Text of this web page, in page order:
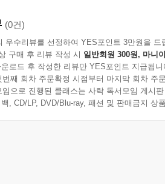
청전〉 온작품을 초등학생 눈높이에
‘10문 10답’을 두어 〈심청전〉을
봉사와 청이의 애틋하고 가슴 찡한 이
(0건)
우수리뷰를 선정하여 YES포인트 3만원을 드
구매 후 리뷰 작성 시 일반회원 300원, 마니
로드 후 작성한 리뷰만 YES포인트 지급됩니
번째 회차 주문확정 시점부터 마지막 회차 주
임으로 진행된 클래스는 사락 독서모임 게시
, CD/LP, DVD/Blu-ray, 패션 및 판매금지 상